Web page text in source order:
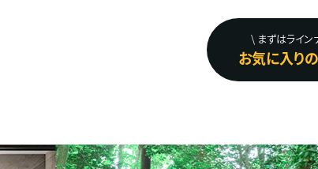
\ まずはライン
お気に入り